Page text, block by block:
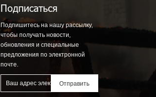
Подписаться
Подпишитесь на нашу рассылку,
чтобы получать новости,
обновления и специальные
предложения по электронной
почте.